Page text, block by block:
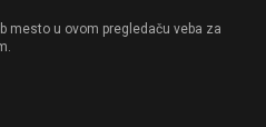
mesto u ovom pregledaču veba za